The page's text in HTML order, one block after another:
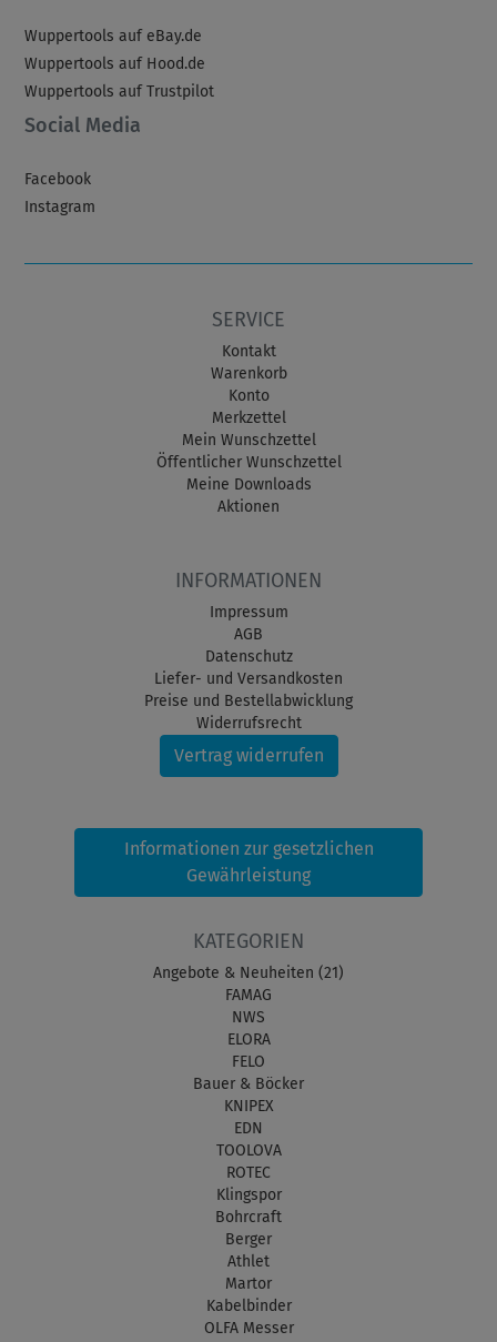
Wuppertools auf eBay.de
Wuppertools auf Hood.de
Wuppertools auf Trustpilot
Social Media
Facebook
Instagram
SERVICE
Kontakt
Warenkorb
Konto
Merkzettel
Mein Wunschzettel
Öffentlicher Wunschzettel
Meine Downloads
Aktionen
INFORMATIONEN
Impressum
AGB
Datenschutz
Liefer- und Versandkosten
Preise und Bestellabwicklung
Widerrufsrecht
Vertrag widerrufen
Informationen zur gesetzlichen
Gewährleistung
KATEGORIEN
Angebote & Neuheiten (21)
FAMAG
NWS
ELORA
FELO
Bauer & Böcker
KNIPEX
EDN
TOOLOVA
ROTEC
Klingspor
Bohrcraft
Berger
Athlet
Martor
Kabelbinder
OLFA Messer